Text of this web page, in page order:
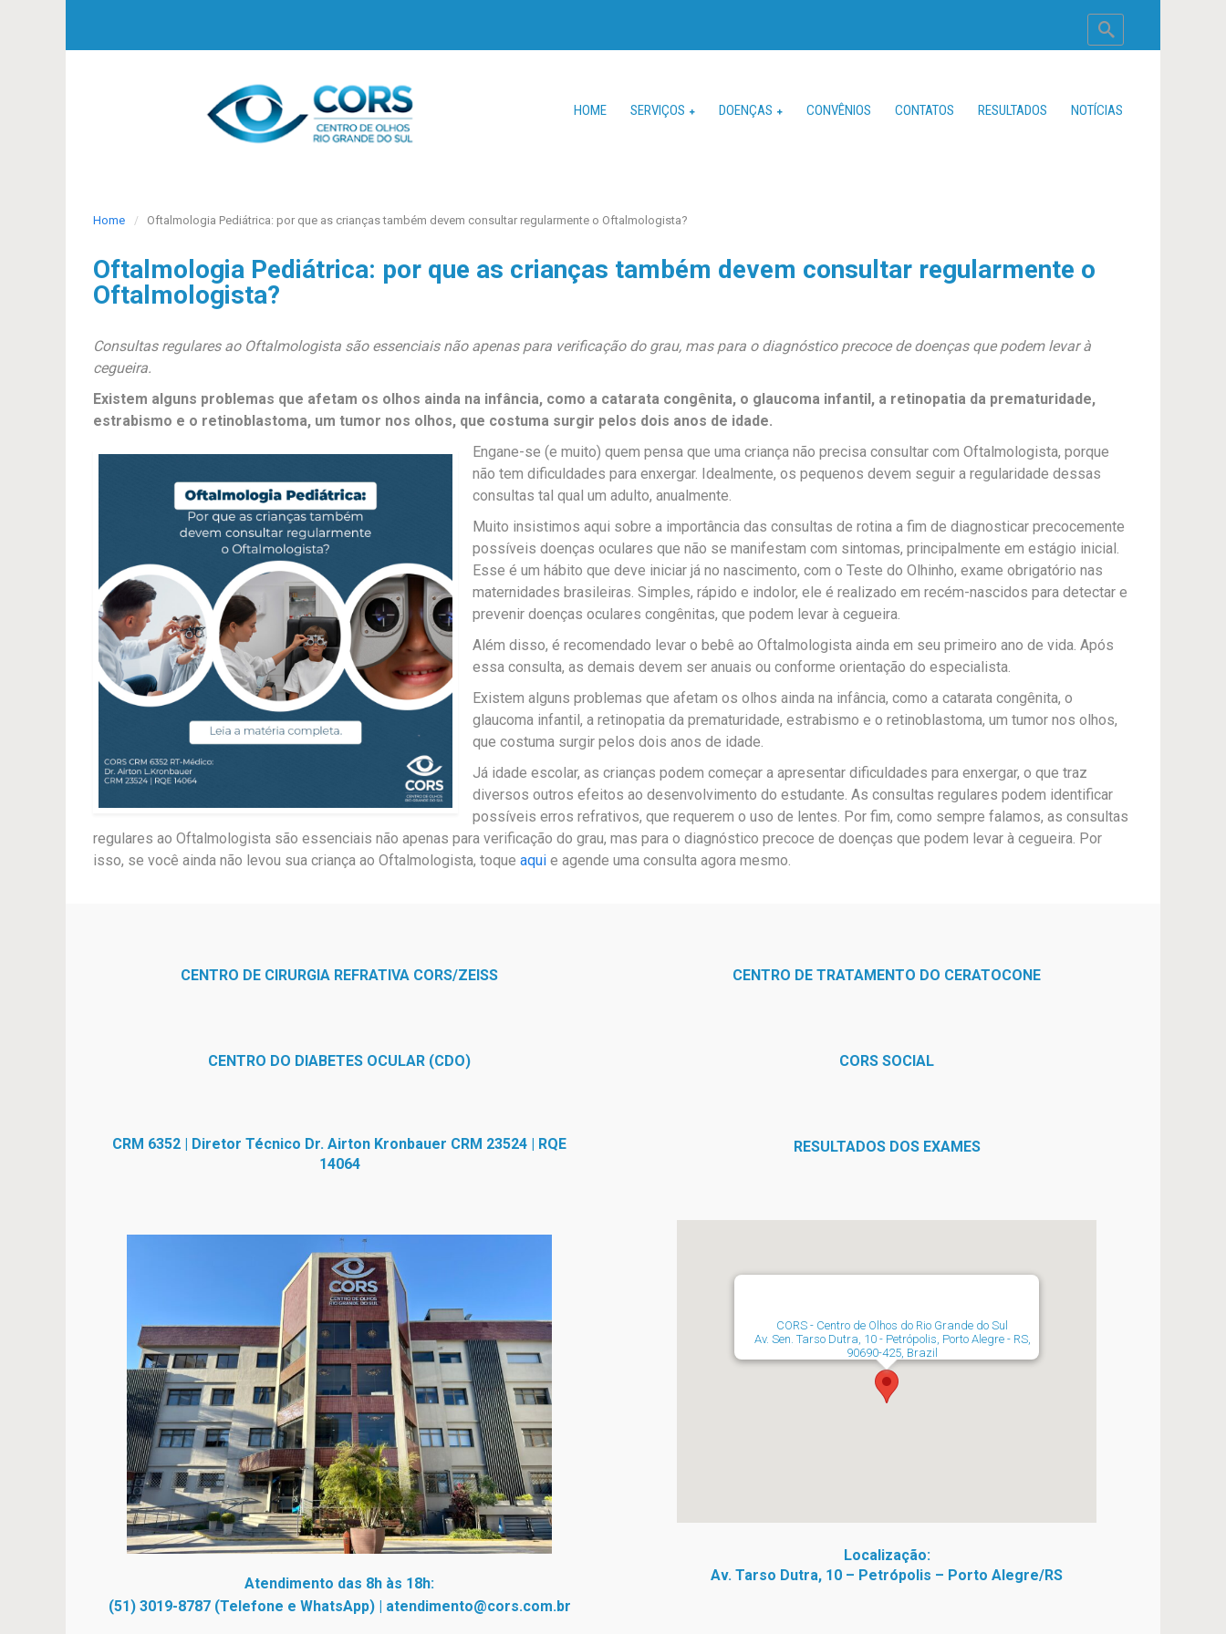
HOME SERVIÇOS DOENÇAS CONVÊNIOS CONTATOS RESULTADOS NOTÍCIAS
Home Oftalmologia Pediátrica: por que as crianças também devem consultar regularmente o Oftalmologista?
Oftalmologia Pediátrica: por que as crianças também devem consultar regularmente o
Oftalmologista?
Consultas regulares ao Oftalmologista são essenciais não apenas para verificação do grau, mas para o diagnóstico precoce de doenças que podem levar à
cegueira.
Existem alguns problemas que afetam os olhos ainda na infância, como a catarata congênita, o glaucoma infantil, a retinopatia da prematuridade,
estrabismo e o retinoblastoma, um tumor nos olhos, que costuma surgir pelos dois anos de idade.
Engane-se (e muito) quem pensa que uma criança não precisa consultar com Oftalmologista, porque
não tem dificuldades para enxergar. Idealmente, os pequenos devem seguir a regularidade dessas
consultas tal qual um adulto, anualmente.
Muito insistimos aqui sobre a importância das consultas de rotina a fim de diagnosticar precocemente
possíveis doenças oculares que não se manifestam com sintomas, principalmente em estágio inicial.
Esse é um hábito que deve iniciar já no nascimento, com o Teste do Olhinho, exame obrigatório nas
maternidades brasileiras. Simples, rápido e indolor, ele é realizado em recém-nascidos para detectar e
prevenir doenças oculares congênitas, que podem levar à cegueira.
Além disso, é recomendado levar o bebê ao Oftalmologista ainda em seu primeiro ano de vida. Após
essa consulta, as demais devem ser anuais ou conforme orientação do especialista.
Existem alguns problemas que afetam os olhos ainda na infância, como a catarata congênita, o
glaucoma infantil, a retinopatia da prematuridade, estrabismo e o retinoblastoma, um tumor nos olhos,
que costuma surgir pelos dois anos de idade.
Já idade escolar, as crianças podem começar a apresentar dificuldades para enxergar, o que traz
diversos outros efeitos ao desenvolvimento do estudante. As consultas regulares podem identificar
possíveis erros refrativos, que requerem o uso de lentes. Por fim, como sempre falamos, as consultas
regulares ao Oftalmologista são essenciais não apenas para verificação do grau, mas para o diagnóstico precoce de doenças que podem levar à cegueira. Por
isso, se você ainda não levou sua criança ao Oftalmologista, toque aqui e agende uma consulta agora mesmo.
CENTRO DE CIRURGIA REFRATIVA CORS/ZEISS
CENTRO DO DIABETES OCULAR (CDO)
CRM 6352 | Diretor Técnico Dr. Airton Kronbauer CRM 23524 | RQE
14064
Atendimento das 8h às 18h:
(51) 3019-8787 (Telefone e WhatsApp)| atendimento@cors.com.br
CENTRO DE TRATAMENTO DO CERATOCONE
CORS SOCIAL
RESULTADOS DOS EXAMES
CORS - Centro de Olhos do Rio Grande do Sul
Av. Sen. Tarso Dutra, 10 - Petrópolis, Porto Alegre - RS,
90690-425, Brazil
Localização:
Av. Tarso Dutra, 10 – Petrópolis – Porto Alegre/RS